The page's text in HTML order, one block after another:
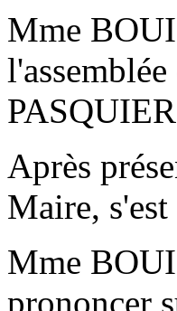
Mme
Après
Maire,
Mme
prononcer